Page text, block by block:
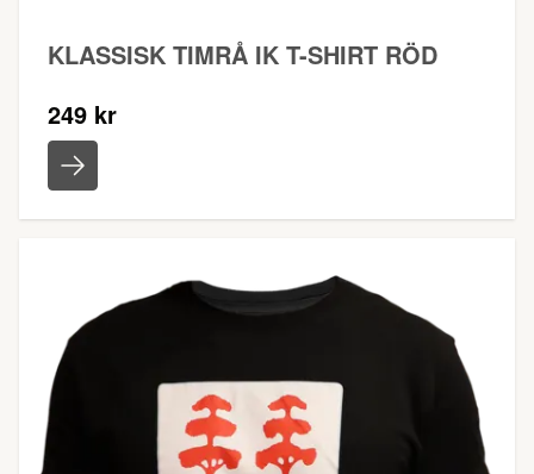
KLASSISK TIMRÅ IK T-SHIRT RÖD
249 kr